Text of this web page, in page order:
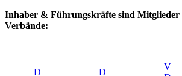
Inhaber & Führungskräfte sind Mitglieder
Verbände:
D D
V